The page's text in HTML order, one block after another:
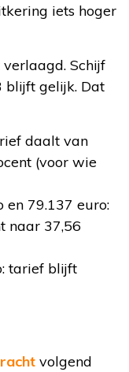
iets hoger
Schijf
blijft gelijk. Dat
daalt van
(voor wie
en 79.137 euro:
naar 37,56
tarief blijft
volgend